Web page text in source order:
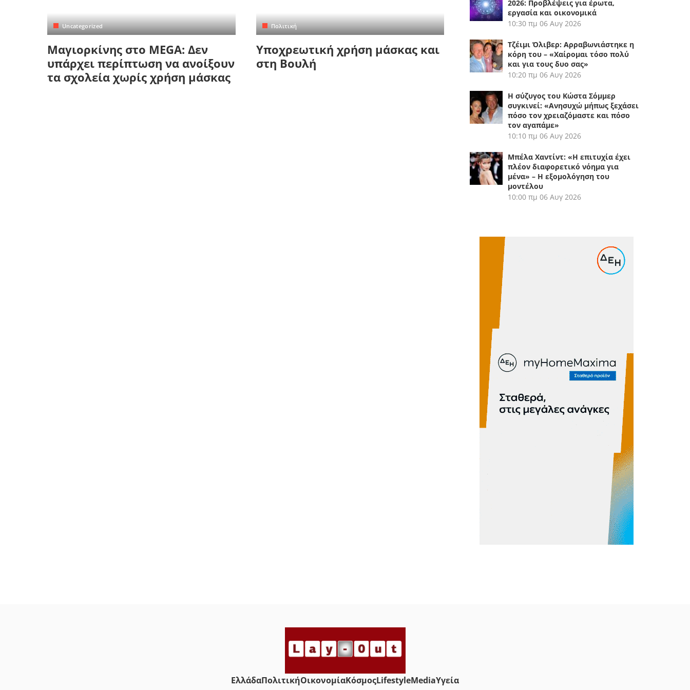
Κυκλάδες
Uncategorized
Μαγιορκίνης στο MEGA: Δεν
υπάρχει περίπτωση να ανοίξουν
τα σχολεία χωρίς χρήση μάσκας
Πολιτική
Υποχρεωτική χρήση μάσκας και
στη Βουλή
2026: Προβλέψεις για έρωτα,
εργασία και οικονομικά
10:30 πμ 06 Αυγ 2026
Τζέιμι Όλιβερ: Αρραβωνιάστηκε η
κόρη του – «Χαίρομαι τόσο πολύ
και για τους δυο σας»
10:20 πμ 06 Αυγ 2026
Η σύζυγος του Κώστα Σόμμερ
συγκινεί: «Ανησυχώ μήπως ξεχάσει
πόσο τον χρειαζόμαστε και πόσο
τον αγαπάμε»
10:10 πμ 06 Αυγ 2026
Μπέλα Χαντίντ: «Η επιτυχία έχει
πλέον διαφορετικό νόημα για
μένα» – Η εξομολόγηση του
μοντέλου
10:00 πμ 06 Αυγ 2026
ΕλλάδαΠολιτικήΟικονομίαΚόσμοςLifestyleMediaYγεία